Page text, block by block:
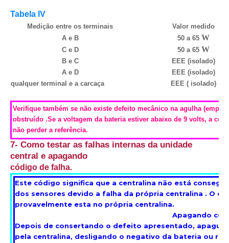
Tabela lV
Medição entre os terminais
Valor medido
A e B
50 a 65 W
C e D 50 a 65 W
B e C
EEE (isolado)
A e D
EEE (isolado)
qualquer terminal e a carcaça
EEE ( isolado)
Verifique também se não existe defeito mecânico na agulha
obstruído .Se a voltagem da bateria estiver abaixo de 9 volts, a
não perder a referência.
7- Como testar as falhas internas da unidade
central e apagando
código de falha.
Este código significa que a centralina não está
dos sensores devido a falha da própria centralina . O
provavelmente esta no própria centralina.
Apagando código de
Depois de consertando o defeito apresentado, apague
pela centralina, desligando o negativo da bateria ou